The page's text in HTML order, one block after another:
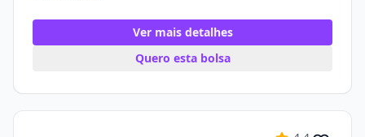
Ver mais detalhes
Quero esta bolsa